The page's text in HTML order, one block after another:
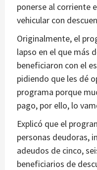
ponerse al corriente
vehicular con
Originalmente, el
lapso en el que más
beneficiaron con el
pidiendo que les dé
programa porque
pago, por ello, lo
Explicó que el
personas deudoras,
adeudos de cinco,
beneficiarios de